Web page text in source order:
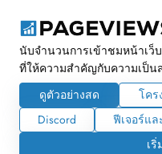
นับจำนวนการเข้าชมหน้าเว็
ที่ให้ความสำคัญกับความเป็น
ดูตัวอย่างสด
โคร
Discord
ฟีเจอร์แล
เ